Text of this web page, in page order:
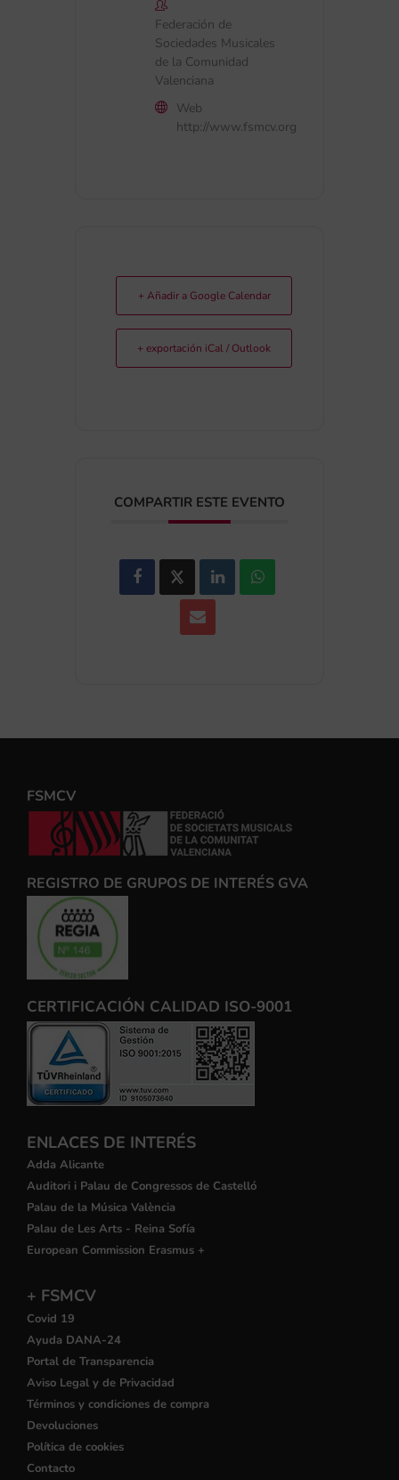
Federación de
Sociedades Musicales
de la Comunidad
Valenciana
Web
http://www.fsmcv.org
+ Añadir a Google Calendar
+ exportación iCal / Outlook
COMPARTIR ESTE EVENTO
FSMCV
REGISTRO DE GRUPOS DE INTERÉS GVA
CERTIFICACIÓN CALIDAD ISO-9001
ENLACES DE INTERÉS
Adda Alicante
Auditori i Palau de Congressos de Castelló
Palau de la Música València
Palau de Les Arts - Reina Sofía
European Commission Erasmus +
+ FSMCV
Covid 19
Ayuda DANA-24
Portal de Transparencia
Aviso Legal y de Privacidad
Términos y condiciones de compra
Devoluciones
Política de cookies
Contacto